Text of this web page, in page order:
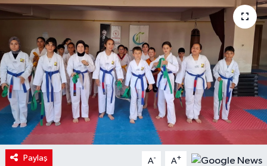
Paylaş A- A+